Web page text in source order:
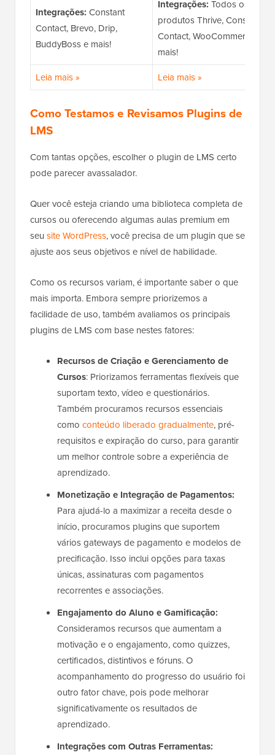
Integrações: Constant
Contact, Brevo, Drip,
BuddyBoss e mais!
Integrações: Todos os
produtos Thrive, Constant
Contact, WooCommerce e
mais!
Leia mais »
Leia mais »
Como Testamos e Revisamos Plugins de
LMS
Com tantas opções, escolher o plugin de LMS certo
pode parecer avassalador.
Quer você esteja criando uma biblioteca completa de
cursos ou oferecendo algumas aulas premium em
seu site WordPress, você precisa de um plugin que se
ajuste aos seus objetivos e nível de habilidade.
Como os recursos variam, é importante saber o que
mais importa. Embora sempre priorizemos a
facilidade de uso, também avaliamos os principais
plugins de LMS com base nestes fatores:
Recursos de Criação e Gerenciamento de
Cursos: Priorizamos ferramentas flexíveis que
suportam texto, vídeo e questionários.
Também procuramos recursos essenciais
como conteúdo liberado gradualmente, pré-
requisitos e expiração do curso, para garantir
um melhor controle sobre a experiência de
aprendizado.
Monetização e Integração de Pagamentos:
Para ajudá-lo a maximizar a receita desde o
início, procuramos plugins que suportem
vários gateways de pagamento e modelos de
precificação. Isso inclui opções para taxas
únicas, assinaturas com pagamentos
recorrentes e associações.
Engajamento do Aluno e Gamificação:
Consideramos recursos que aumentam a
motivação e o engajamento, como quizzes,
certificados, distintivos e fóruns. O
acompanhamento do progresso do usuário foi
outro fator chave, pois pode melhorar
significativamente os resultados de
aprendizado.
Integrações com Outras Ferramentas: